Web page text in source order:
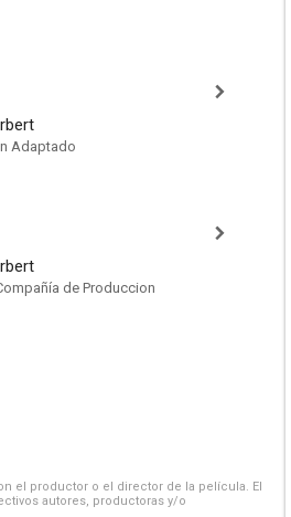
Adaptado
de Produccion
el productor o el director de la película. El
autores, productoras y/o